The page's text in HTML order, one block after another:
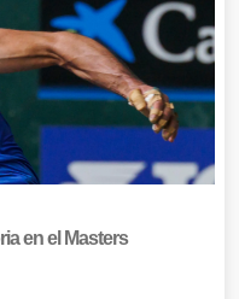
en el Masters